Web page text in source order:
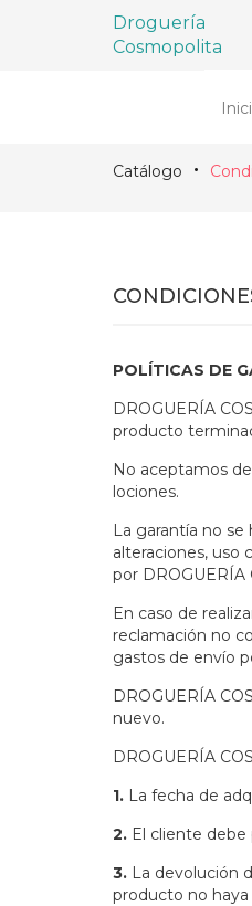
Droguería
Cosmopolita
Catálogo
POLÍTICAS DE
DROGUERÍA
producto
No aceptamos
lociones.
La garantía no
alteraciones, uso
por DROGUERÍA
En caso de
reclamación no
gastos de envío
DROGUERÍA
nuevo.
DROGUERÍA
1. La fecha de
2. El cliente
3. La devolución
producto no